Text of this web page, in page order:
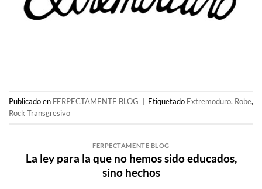
Publicado en FERPECTAMENTE BLOG Etiquetado Extremoduro, Robe,
Rock Transgresivo
FERPECTAMENTE BLOG
La ley para la que no hemos sido educados,
sino hechos